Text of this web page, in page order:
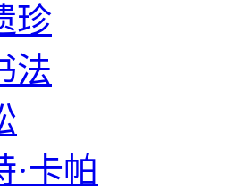
珍
法
·卡帕